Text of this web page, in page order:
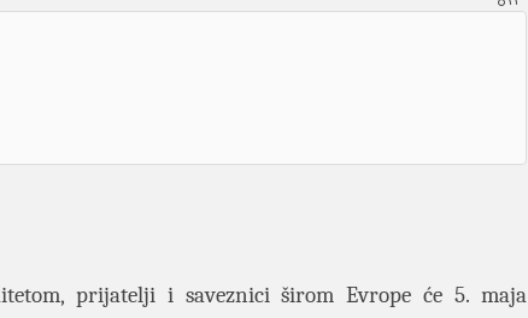
prijatelji i saveznici širom Evrope će 5. maja